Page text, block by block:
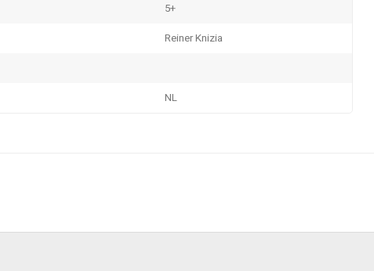
5+
Reiner Knizia
NL